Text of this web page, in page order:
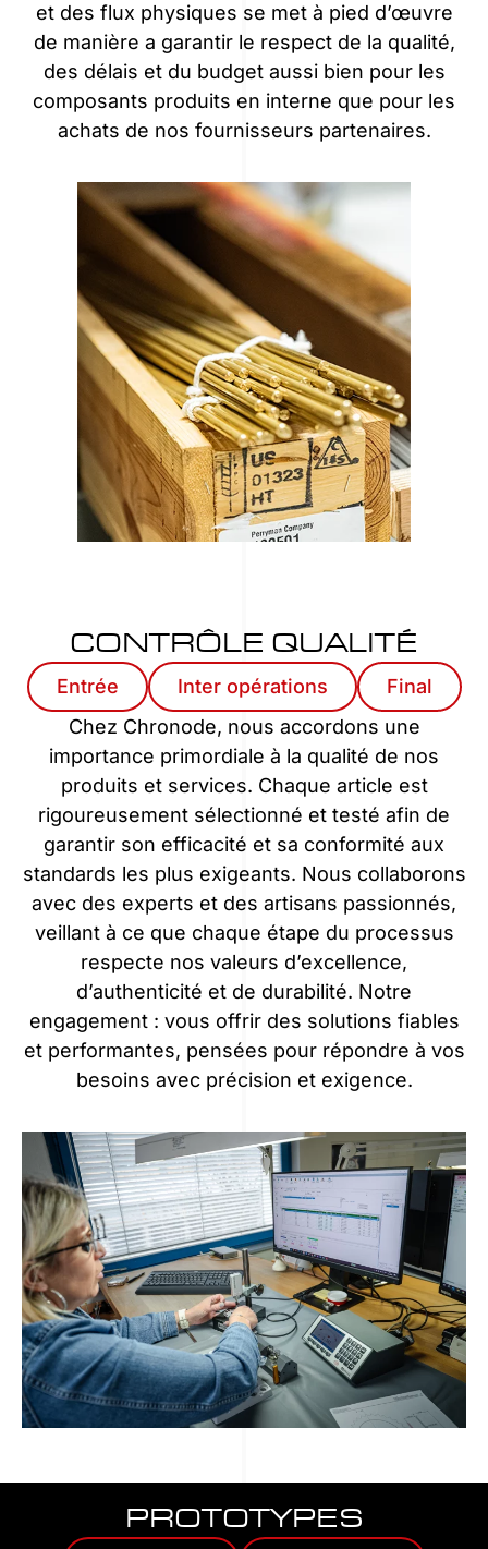
et des flux physiques se met à pied d’œuvre
de manière a garantir le respect de la qualité,
des délais et du budget aussi bien pour les
composants produits en interne que pour les
achats de nos fournisseurs partenaires.
CONTRÔLE QUALITÉ
Entrée Inter opérations
Final
Chez Chronode, nous accordons une
importance primordiale à la qualité de nos
produits et services. Chaque article est
rigoureusement sélectionné et testé afin de
garantir son efficacité et sa conformité aux
standards les plus exigeants. Nous collaborons
avec des experts et des artisans passionnés,
veillant à ce que chaque étape du processus
respecte nos valeurs d’excellence,
d’authenticité et de durabilité. Notre
engagement : vous offrir des solutions fiables
et performantes, pensées pour répondre à vos
besoins avec précision et exigence.
PROTOTYPES